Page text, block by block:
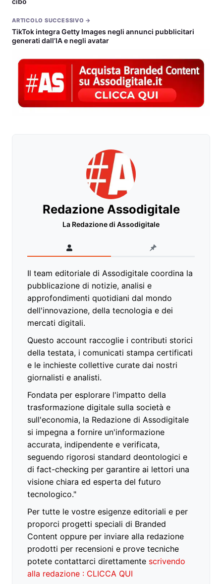
ARTICOLO SUCCESSIVO →
TikTok integra Getty Images negli annunci pubblicitari
generati dall’IA e negli avatar
Redazione Assodigitale
La Redazione di Assodigitale
Il team editoriale di Assodigitale coordina la
pubblicazione di notizie, analisi e
approfondimenti quotidiani dal mondo
dell'innovazione, della tecnologia e dei
mercati digitali.
Questo account raccoglie i contributi storici
della testata, i comunicati stampa certificati
e le inchieste collettive curate dai nostri
giornalisti e analisti.
Fondata per esplorare l'impatto della
trasformazione digitale sulla società e
sull'economia, la Redazione di Assodigitale
si impegna a fornire un'informazione
accurata, indipendente e verificata,
seguendo rigorosi standard deontologici e
di fact-checking per garantire ai lettori una
visione chiara ed esperta del futuro
tecnologico."
Per tutte le vostre esigenze editoriali e per
proporci progetti speciali di Branded
Content oppure per inviare alla redazione
prodotti per recensioni e prove tecniche
potete contattarci direttamente scrivendo
alla redazione : CLICCA QUI